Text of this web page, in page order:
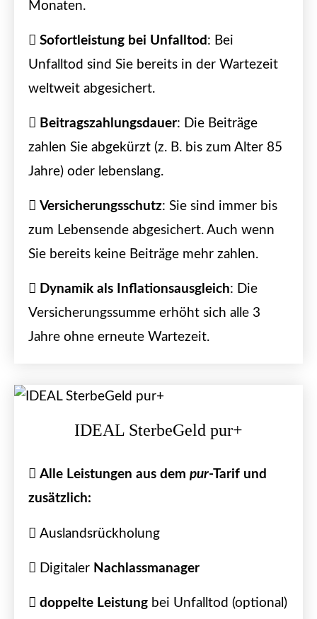
Monaten.
Sofortleistung bei Unfalltod : Bei
Unfalltod sind Sie bereits in der Wartezeit
weltweit abgesichert.
Beitragszahlungsdauer: Die Beiträge
zahlen Sie abgekürzt (z. B. bis zum Alter 85
Jahre) oder lebenslang.
Versicherungsschutz: Sie sind immer bis
zum Lebensende abgesichert. Auch wenn
Sie bereits keine Beiträge mehr zahlen.
Dynamik als Inflationsausgleich: Die
Versicherungssumme erhöht sich alle 3
Jahre ohne erneute Wartezeit.
IDEAL SterbeGeld pur+
Alle Leistungen aus dem pur-Tarif und
zusätzlich:
Auslandsrückholung
Digitaler Nachlassmanager
doppelte Leistung bei Unfalltod (optional)